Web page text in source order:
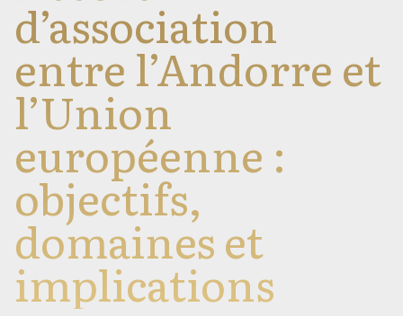
d’association
entre l’Andorre et
l’Union
européenne :
objectifs,
domaines et
implications